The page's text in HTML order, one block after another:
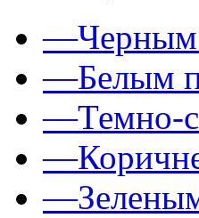
—
—Белым
—Темно-
—
—